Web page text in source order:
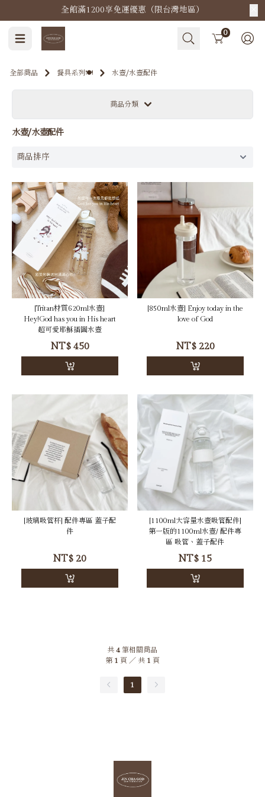
全館滿1200享免運優惠（限台灣地區）
Cart 0
全部商品 餐具系列🍽️ 水壺⧸水壺配件
商品分類
水壺⧸水壺配件
[Tritan材質620ml水壺]
Hey!God has you in His heart
超可愛耶穌插圖水壺
NT$450
[850ml水壺] Enjoy today in the
love of God
NT$220
[玻璃吸管杯] 配件專區 蓋子配
件
NT$ 20
[1100ml大容量水壺吸管配件]
第一版的1100ml水壺/ 配件專
區 吸管、蓋子配件
NT$ 15
共4 筆相關商品
第 1 頁 ／ 共 1 頁
1